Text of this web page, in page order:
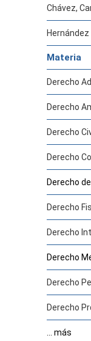
Chávez,
Materia
Derecho
Derecho
Derecho
Derecho
Derecho
Derecho
Derecho
Derecho
Derecho
Derecho
... más